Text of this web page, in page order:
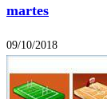
martes
09/10/2018